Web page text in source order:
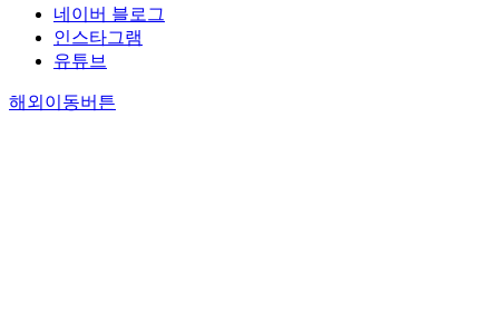
네이버 블로그
인스타그램
유튜브
해외이동버튼